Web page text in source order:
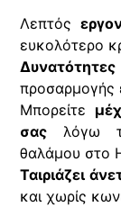
Λεπτός
ευκολότερο
Δυνατότητες
προσαρμογής
Μπορείτε
σας λόγω
θαλάμου στο
Ταιριάζει
και χωρίς